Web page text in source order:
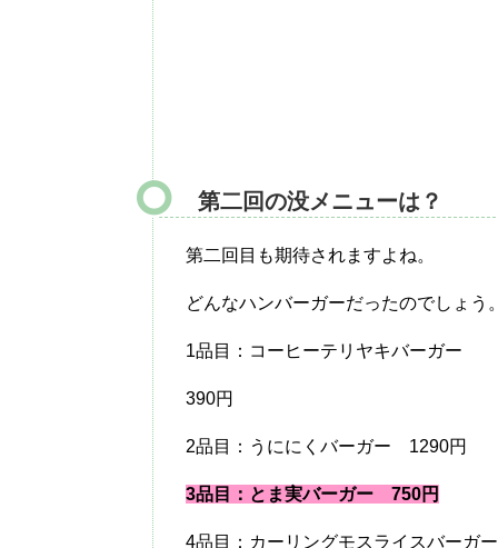
第二回の没メニューは？
第二回目も期待されますよね。
どんなハンバーガーだったのでしょう
1品目：コーヒーテリヤキバーガー
390円
2品目：うににくバーガー 1290円
3品目：とま実バーガー 750円
4品目：カーリングモスライスバーガー